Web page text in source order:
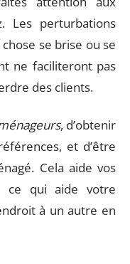
Les perturbations
se brise ou se
ne faciliteront pas
des clients.
, d’obtenir
et d’être
Cela aide vos
ce qui aide votre
à un autre en